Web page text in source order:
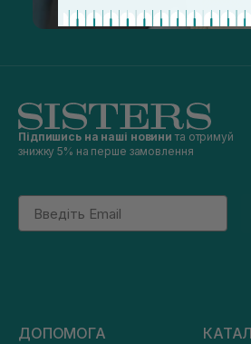
Підпишись на наші новини та отримуй
знижку 5% на перше замовлення
Email
ДОПОМОГА